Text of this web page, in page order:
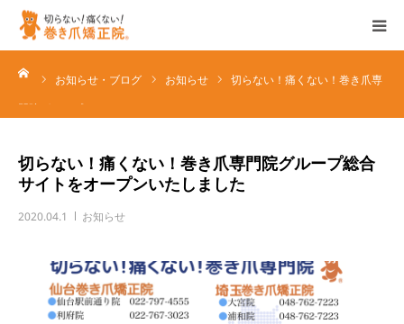
お知らせ・ブログ お知らせ
切らない！痛くない！巻き爪専
門院グループ…
切らない！痛くない！巻き爪専門院グループ総合
サイトをオープンいたしました
2020.04.1 お知らせ
ホーム
サービス
企業情報